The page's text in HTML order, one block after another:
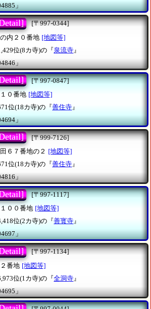
」
[〒997-0344]
内２０番地 [地図等]
位(8カ寺)の『泉流寺 』
」
[〒997-0847]
０番地 [地図等]
位(18カ寺)の『善住寺 』
」
[〒999-7126]
６７番地の２ [地図等]
位(18カ寺)の『善住寺』
」
[〒997-1117]
００番地 [地図等]
位(2カ寺)の『善寳寺』
」
[〒997-1134]
番地 [地図等]
位(1カ寺)の『全洞寺 』
」